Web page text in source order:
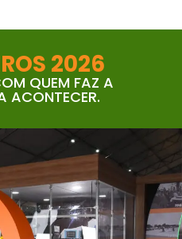
2026
QUEM FAZ A
ACONTECER.